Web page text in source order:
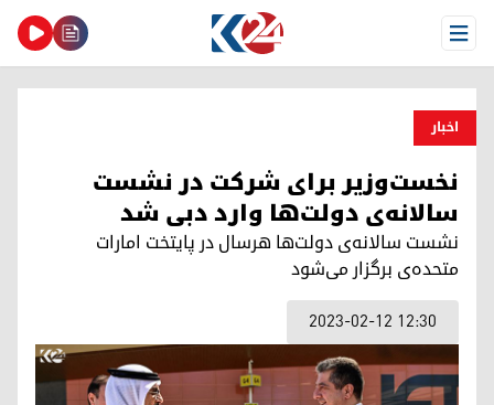
Open Menu
اخبار
نخست‌وزیر برای شرکت در نشست
سالانه‌ی دولت‌ها وارد دبی شد
نشست سالانه‌ی دولت‌ها هرسال در پایتخت امارات
متحده‌ی برگزار می‌شود
2023-02-12 12:30